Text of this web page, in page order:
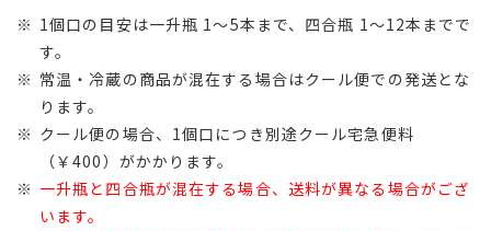
1個口の目安は一升瓶 1～5本まで、四合瓶 1～12本までで
す。
常温・冷蔵の商品が混在する場合はクール便での発送とな
ります。
クール便の場合、1個口につき別途クール宅急便料
（￥400）がかかります。
一升瓶と四合瓶が混在する場合、送料が異なる場合がござ
います。